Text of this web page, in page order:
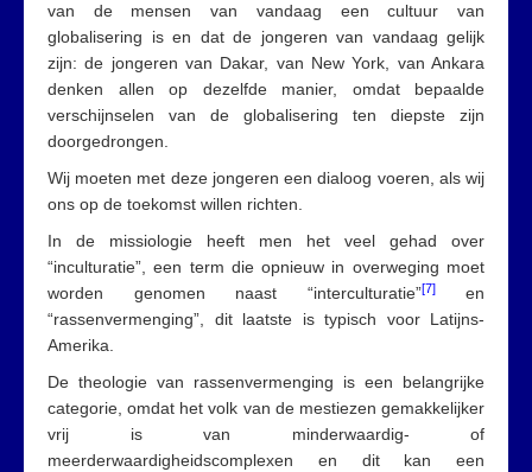
van de mensen van vandaag een cultuur van
globalisering is en dat de jongeren van vandaag gelijk
zijn: de jongeren van Dakar, van New York, van Ankara
denken allen op dezelfde manier, omdat bepaalde
verschijnselen van de globalisering ten diepste zijn
doorgedrongen.
Wij moeten met deze jongeren een dialoog voeren, als wij
ons op de toekomst willen richten.
In de missiologie heeft men het veel gehad over
“inculturatie”, een term die opnieuw in overweging moet
worden genomen naast “interculturatie”[7]en
“rassenvermenging”, dit laatste is typisch voor Latijns-
Amerika.
De theologie van rassenvermenging is een belangrijke
categorie, omdat het volk van de mestiezen gemakkelijker
vrij is van minderwaardig- of
meerderwaardigheidscomplexen en dit kan een